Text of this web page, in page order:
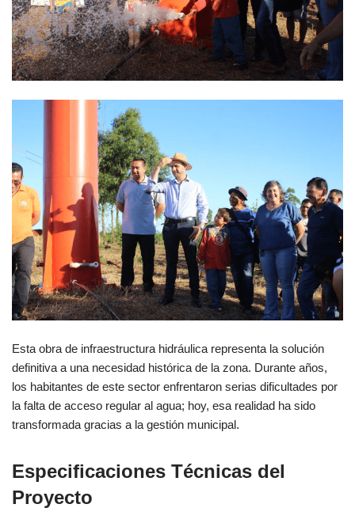
Esta obra de infraestructura hidráulica representa la solución
definitiva a una necesidad histórica de la zona. Durante años,
los habitantes de este sector enfrentaron serias dificultades por
la falta de acceso regular al agua; hoy, esa realidad ha sido
transformada gracias a la gestión municipal.
Especificaciones Técnicas del
Proyecto